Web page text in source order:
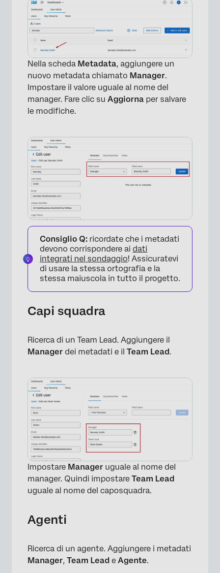
Nella scheda Metadata, aggiungere un
nuovo metadata chiamato Manager.
Impostare il valore uguale al nome del
manager. Fare clic su Aggiorna per salvare
le modifiche.
Consiglio Q: ricordate che i metadati
devono corrispondere ai dati
integrati nel sondaggio! Assicuratevi
di usare la stessa ortografia e la
stessa maiuscola in tutto il progetto.
Capi squadra
Ricerca di un Team Lead. Aggiungere il
Manager dei metadati e il Team Lead.
Impostare Manager uguale al nome del
manager. Quindi impostare Team Lead
uguale al nome del caposquadra.
Agenti
Ricerca di un agente. Aggiungere i metadati
Manager, Team Lead e Agente.